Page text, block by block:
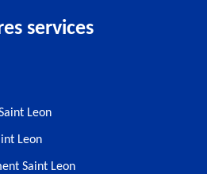
services
Leon
Leon
Saint Leon